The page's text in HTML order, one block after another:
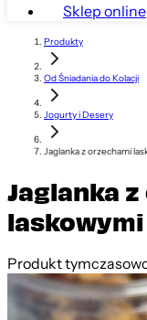
Sklep online
Produkty
Od Śniadania do Kolacji
Jogurty i Desery
Jaglanka z orzechami
Jaglanka
Produkt